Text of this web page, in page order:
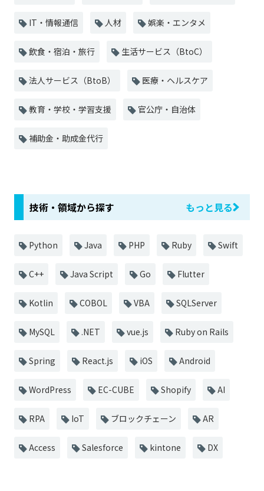
IT・情報通信 人材 娯楽・エンタメ
飲食・宿泊・旅行 生活サービス（BtoC）
法人サービス（BtoB） 医療・ヘルスケア
教育・学校・学習支援 官公庁・自治体
補助金・助成金代行
技術・領域から探す もっと見る
Python Java PHP Ruby Swift
C++ Java Script Go Flutter
Kotlin COBOL VBA SQLServer
MySQL .NET vue.js Ruby on Rails
Spring React.js iOS Android
WordPress EC-CUBE Shopify AI
RPA IoT ブロックチェーン AR
Access Salesforce kintone DX